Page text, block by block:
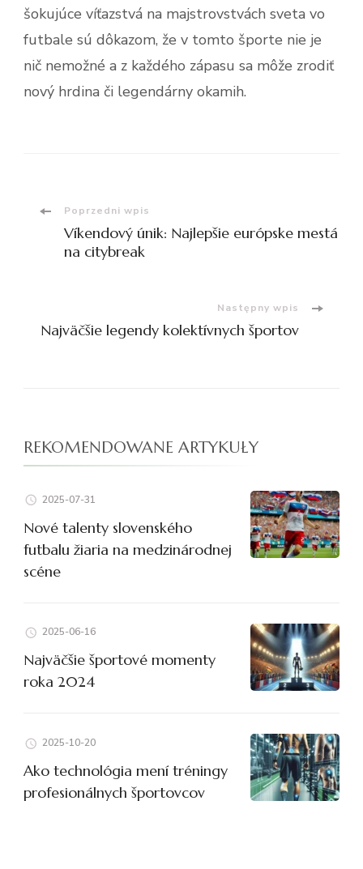
šokujúce víťazstvá na majstrovstvách sveta vo
futbale sú dôkazom, že v tomto športe nie je
nič nemožné a z každého zápasu sa môže zrodiť
nový hrdina či legendárny okamih.
Nawigacja
wpisu
Poprzedni wpis
Víkendový únik: Najlepšie európske mestá
na citybreak
Następny wpis
Najväčšie legendy kolektívnych športov
REKOMENDOWANE ARTYKUŁY
2025-07-31
Nové talenty slovenského
futbalu žiaria na medzinárodnej
scéne
2025-06-16
Najväčšie športové momenty
roka 2024
2025-10-20
Ako technológia mení tréningy
profesionálnych športovcov